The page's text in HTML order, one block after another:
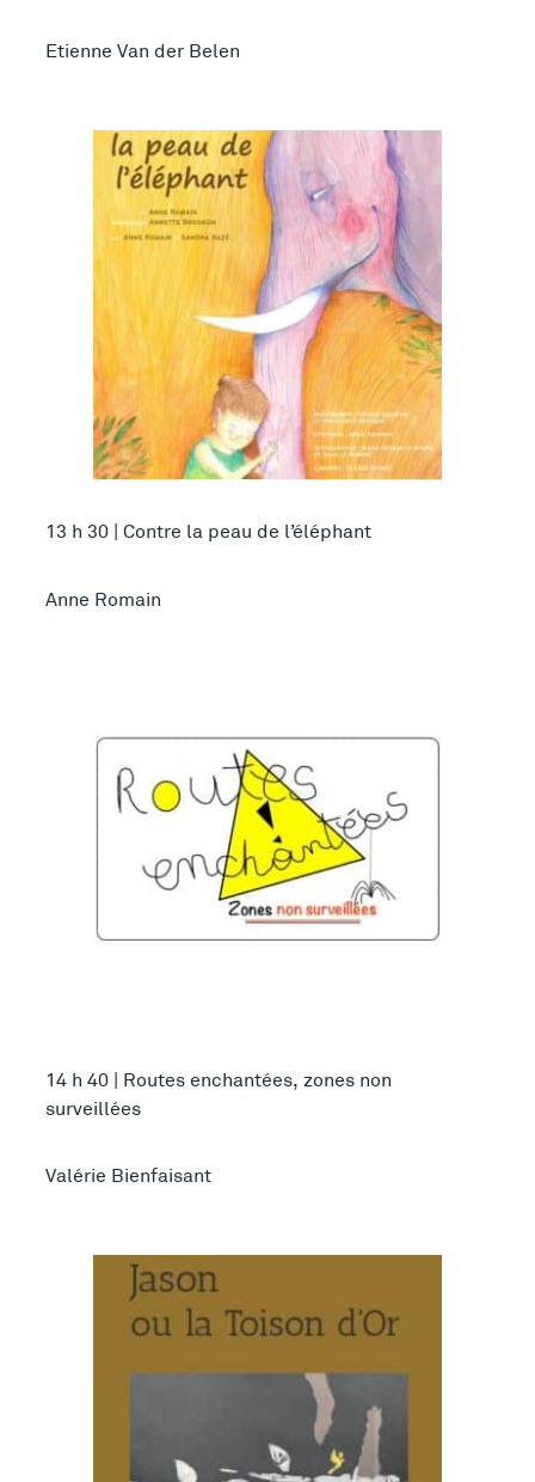
Etienne Van der Belen
13 h 30 | Contre la peau de l’éléphant
Anne Romain
14 h 40 | Routes enchantées, zones non
surveillées
Valérie Bienfaisant